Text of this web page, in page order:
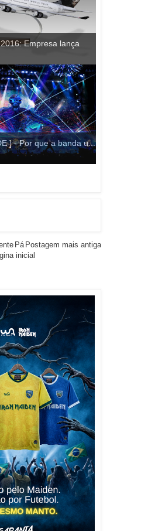
Empresa lança
] - Por que a banda u...
Postagem mais antiga
Pá
gina inicial